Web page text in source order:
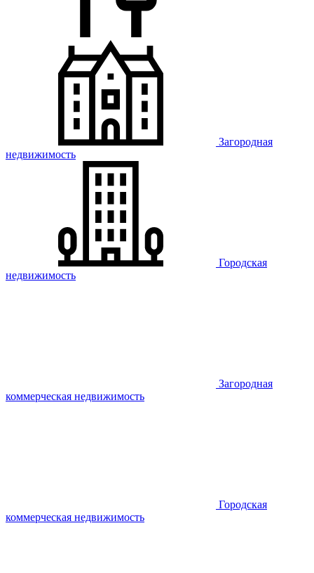
Загородная
недвижимость
Городская
недвижимость
Загородная
коммерческая недвижимость
Городская
коммерческая недвижимость